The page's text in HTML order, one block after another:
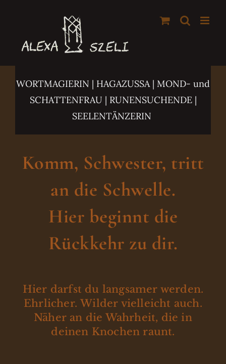
springen
WORTMAGIERIN | HAGAZUSSA | MOND- und
SCHATTENFRAU | RUNENSUCHENDE |
SEELENTÄNZERIN
Komm, Schwester, tritt
an die Schwelle.
Hier beginnt die
Rückkehr zu dir.
Hier darfst du langsamer werden.
Ehrlicher. Wilder vielleicht auch.
Näher an die Wahrheit, die in
deinen Knochen raunt.